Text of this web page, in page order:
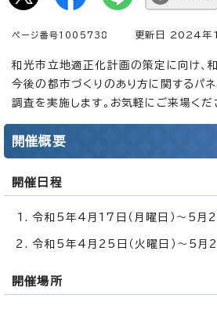
ページ番号1005738 更新日 2024年1
和光市立地適正化計画の策定に向け、
今後の都市づくりのあり方に関するパ
調査を実施します。お気軽にご来場くだ
開催概要
開催日程
令和5年4月17日（月曜日）～5月2
令和5年4月25日（火曜日）～5月2
開催場所